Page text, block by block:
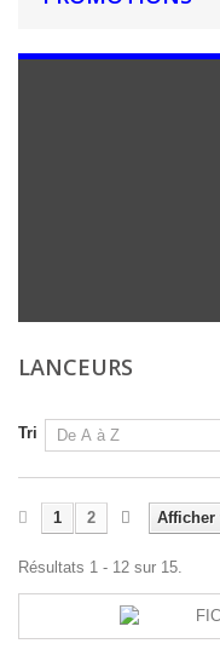
LANCEURS
Tri
Afficher
1 2
Résultats 1 - 12 sur 15.